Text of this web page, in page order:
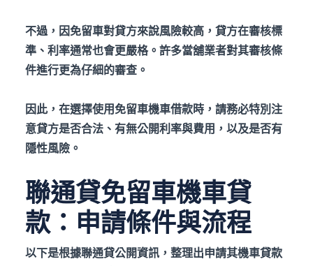
不過，因免留車對貸方來說風險較高，貸方在審核標
準、利率通常也會更嚴格。許多當舖業者對其審核條
件進行更為仔細的審查。
因此，在選擇使用免留車機車借款時，請務必特別注
意貸方是否合法、有無公開利率與費用，以及是否有
隱性風險。
聯通貸免留車機車貸
款：申請條件與流程
以下是根據聯通貸公開資訊，整理出申請其機車貸款